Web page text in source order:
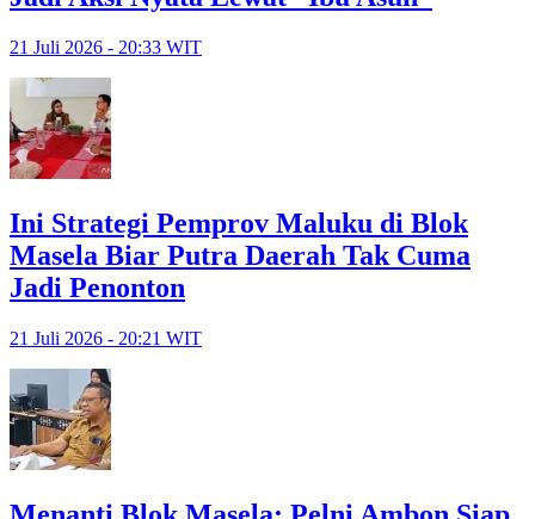
21 Juli 2026 - 20:33 WIT
Ini Strategi Pemprov Maluku di Blok
Masela Biar Putra Daerah Tak Cuma
Jadi Penonton
21 Juli 2026 - 20:21 WIT